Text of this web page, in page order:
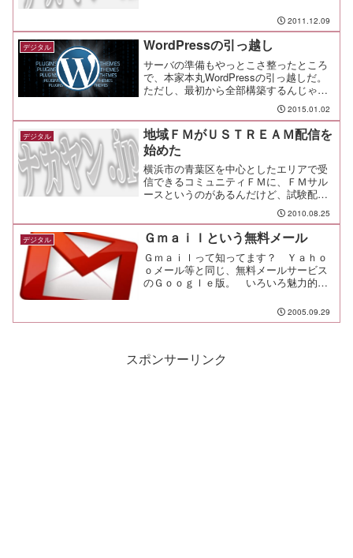
2011.12.09
デジタル WordPressの引っ越し
サーバの準備もやっとこさ整ったところ
で、本家本丸WordPressの引っ越しだ。
ただし、最初から全部構築するんじゃな
くて、引っ越しするのであればプラグイ
ンであっけないくらいに簡単に終わる。
OSのインストールから、試行錯誤しなが
らココまで来た...
2015.01.02
デジタル
地域ＦＭがＵＳＴＲＥＡＭ配信を
始めた
横浜市の青葉区を中心としたエリアで受
信できるコミュニティＦＭに、ＦＭサル
ースというのがあるんだけど、試験配信
ではあるもののＵＳＴＲＥＡＭにＦＭサ
ルースのチャンネルができていて配信を
始めていた。ラジオで声しか聞こえな
い、パーソナリティの素顔や...
2010.08.25
デジタル Ｇｍａｉｌという無料メール
Ｇｍａｉｌって知ってます？ Ｙａｈｏ
ｏメール等と同じ、無料メールサービス
のＧｏｏｇｌｅ版。 いろいろ魅力的な
2005.09.29
スポンサーリンク